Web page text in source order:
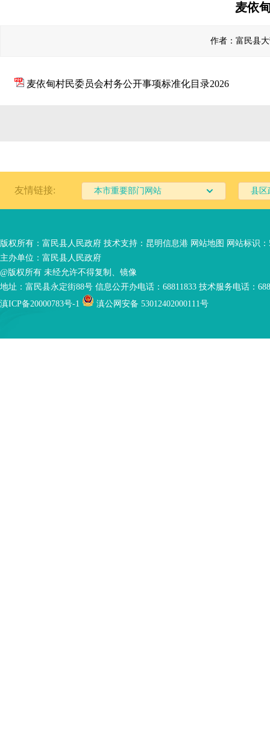
麦依
作者：富民县
麦依甸村民委员会村务公开事项标准化目录2026
友情链接: 本市重要部门网站 县区
版权所有：富民县人民政府 技术支持： 昆明信息港 网站地图 网站标识：
主办单位：富民县人民政府
@版权所有 未经允许不得复制、镜像
地址：富民县永定街88号 信息公开办电话：68811833 技术服务电话：
滇ICP备20000783号-1
滇公网安备 53012402000111号